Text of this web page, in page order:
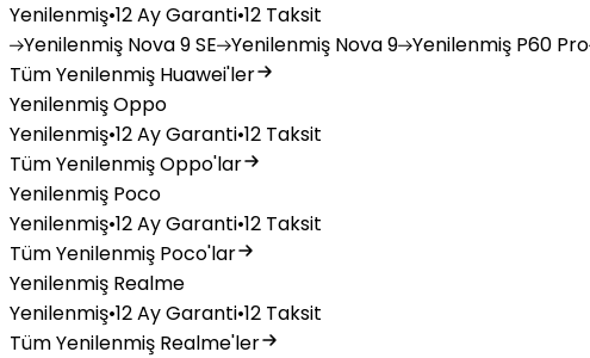
Yenilenmiş•12 Ay Garanti•12 Taksit
Yenilenmiş Nova 9 SE Yenilenmiş Nova 9 Yenilenmiş P60 Pro
Tüm Yenilenmiş Huawei'ler
Yenilenmiş Oppo
Yenilenmiş•12 Ay Garanti•12 Taksit
Tüm Yenilenmiş Oppo'lar
Yenilenmiş Poco
Yenilenmiş•12 Ay Garanti•12 Taksit
Tüm Yenilenmiş Poco'lar
Yenilenmiş Realme
Yenilenmiş•12 Ay Garanti•12 Taksit
Tüm Yenilenmiş Realme'ler